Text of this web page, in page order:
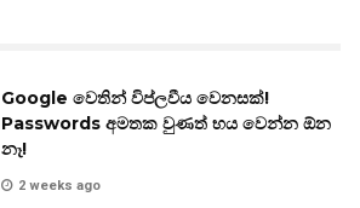
Google වෙතින් විප්ලවීය වෙනසක්!
Passwords අමතක වුණත් භය වෙන්න ඕන
නෑ!
2 weeks ago